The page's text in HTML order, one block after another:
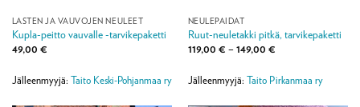
LASTEN JA VAUVOJEN NEULEET
Kupla-peitto vauvalle -tarvikepaketti
49,00 €
Jälleenmyyjä: Taito Keski-Pohjanmaa ry
NEULEPAIDAT
Ruut-neuletakki pitkä, tarvikepaketti
119,00 € – 149,00 €Hintaluokka:
149,00 €
Jälleenmyyjä: Taito Pirkanmaa ry